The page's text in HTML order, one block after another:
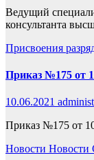
Ведущий
консультанта
Присвоения
Приказ №175 от
10.06.2021
Приказ №175 от
Новости Новости